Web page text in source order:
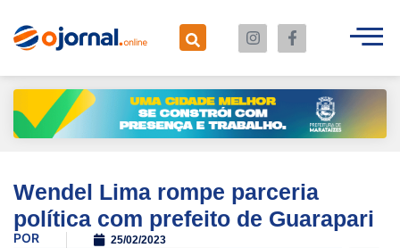
Wendel Lima rompe parceria
política com prefeito de Guarapari
POR 25/02/2023